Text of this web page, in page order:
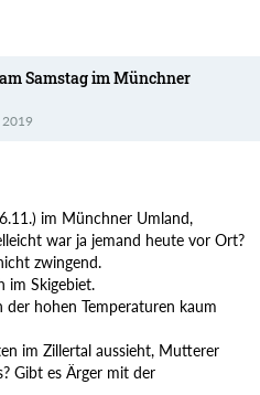
Samstag im Münchner
2019
im Münchner Umland,
war ja jemand heute vor Ort?
zwingend.
im Skigebiet.
hohen Temperaturen kaum
im Zillertal aussieht, Mutterer
Gibt es Ärger mit der